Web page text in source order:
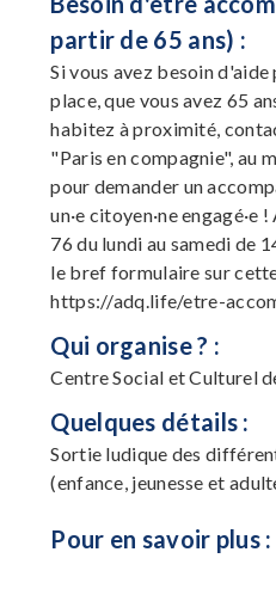
partir de 65 ans) :
Si vous avez besoin
place, que vous avez 65
habitez à proximité,
"Paris en compagnie", au
pour demander un
un·e citoyen·ne engagé·e
76 du lundi au samedi de
le bref formulaire sur
https://adq.life/etre-
Qui organise ? :
Centre Social et Culturel
Quelques détails :
Sortie ludique des
(enfance, jeunesse et
Pour en savoir plus :